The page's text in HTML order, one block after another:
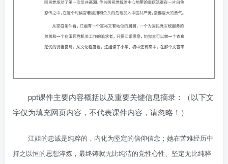
ppt课件主要内容概括以及重要关键信息摘录：（以下文
字仅为填充网页内容，不代表课件内容，请忽略！）
江姐的忠诚是纯粹的，内化为坚定的信仰信念；她在苦难经历中
持之以恒的思想淬炼，最终铸就无比纯洁的党性心性、坚定无比纯粹